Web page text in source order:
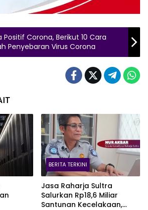
Positif Corona, Berikut 10 Cara
Penyebaran Virus Corona
BERITA TERKINI
Jasa Raharja Sultra
Salurkan Rp18,6 Miliar
Santunan Kecelakaan,